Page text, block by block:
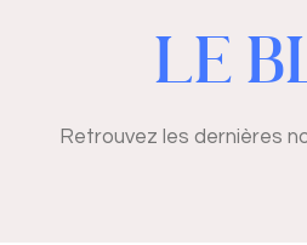
LE
Retrouvez les dernières